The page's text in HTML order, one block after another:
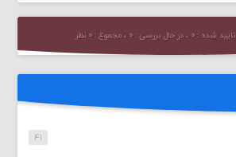
تایید شده : ۰ ، در حال بررسی : ۰ ، مجموع : ۰ نظر
۴۱